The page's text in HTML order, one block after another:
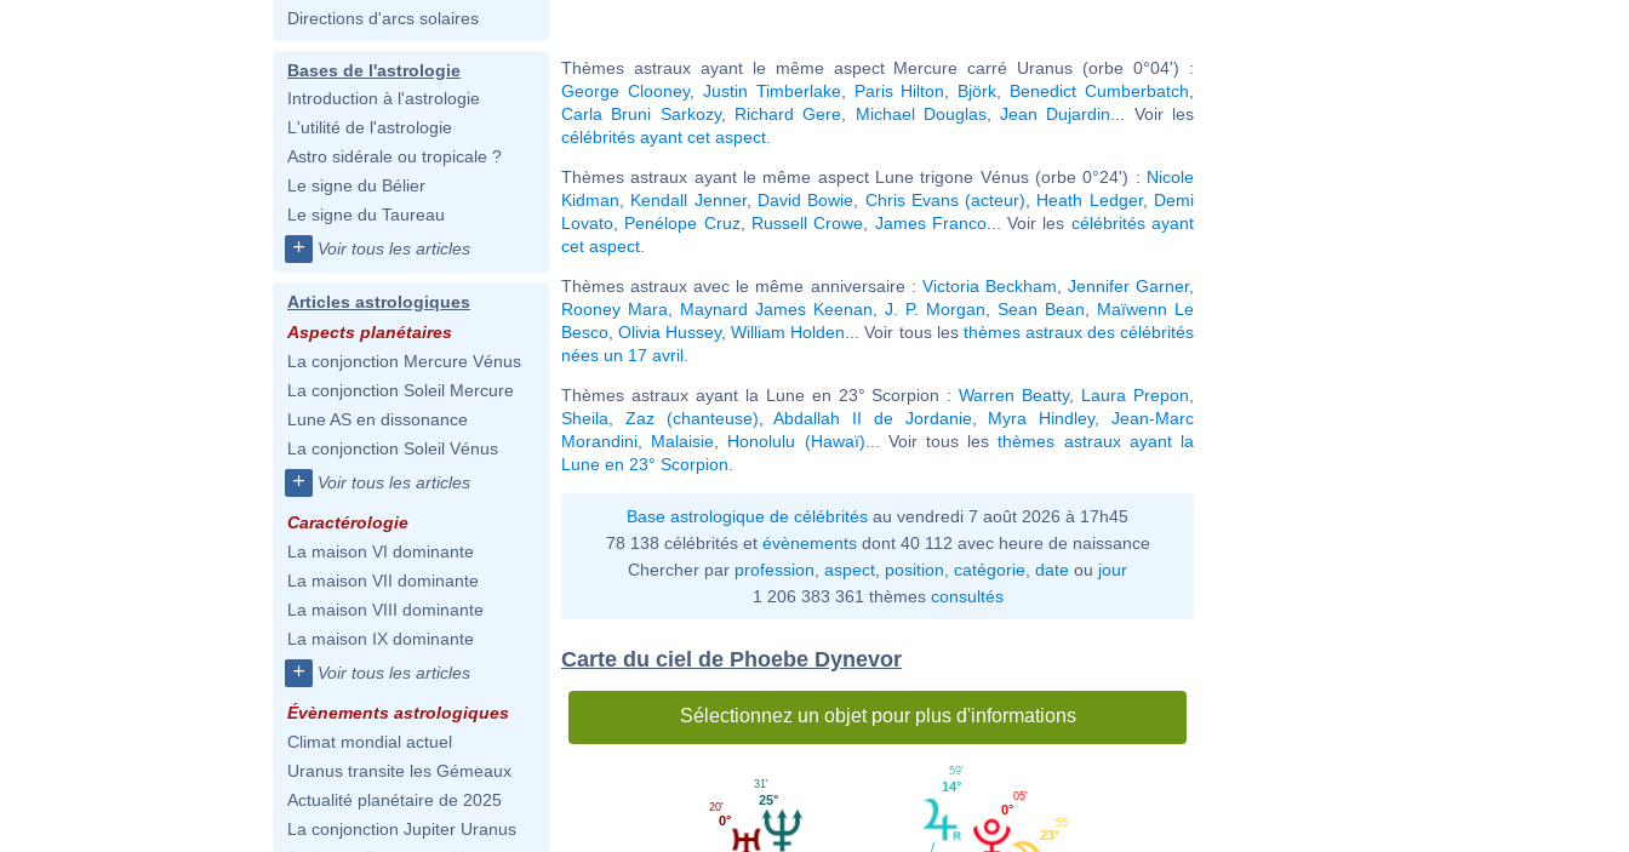
Directions d'arcs solaires
Bases de l'astrologie
Introduction à l'astrologie
L'utilité de l'astrologie
Astro sidérale ou tropicale ?
Le signe du Bélier
Le signe du Taureau
+ Voir tous les articles
Articles astrologiques
Aspects planétaires
La conjonction Mercure Vénus
La conjonction Soleil Mercure
Lune AS en dissonance
La conjonction Soleil Vénus
+ Voir tous les articles
Caractérologie
La maison VI dominante
La maison VII dominante
La maison VIII dominante
La maison IX dominante
+ Voir tous les articles
Évènements astrologiques
Climat mondial actuel
Uranus transite les Gémeaux
Actualité planétaire de 2025
La conjonction Jupiter Uranus
Thèmes astraux ayant le même aspect Mercure carré Uranus (orbe 0°04') :
George Clooney, Justin Timberlake, Paris Hilton Björk Benedict Cumberbatch
Carla Bruni Sarkozy, Richard Gere Michael Douglas,Jean Dujardin ... Voir les
célébrités ayant cet aspect
Thèmes astraux ayant le même aspect Lune trigone Vénus (orbe 0°24') : Nicole
Kidman
Kendall Jenner, David Bowie Chris Evans (acteur) Heath Ledger, Demi
Lovato
Penélope Cruz, Russell Crowe James Franco... Voir les célébrités ayant
cet aspect
Thèmes astraux avec le même anniversaire : Victoria Beckham Jennifer Garner,
Rooney Mara
Maynard James Keenan J. P. Morgan Sean Bean
Maïwenn Le
Besco ,Olivia Hussey,William Holden ... Voir tous les thèmes astraux des célébrités
nées un 17 avril
Thèmes astraux ayant la Lune en 23° Scorpion :Warren Beatty, Laura Prepon
Sheila
Zaz (chanteuse) ,Abdallah II de Jordanie, Myra Hindley,Jean-Marc
Morandini
Malaisie Honolulu (Hawaï) ... Voir tous lesthèmes astraux ayant la
Lune en 23° Scorpion
Base astrologique de célébrités au vendredi 7 août 2026 à 17h45
78 138 célébrités et évènementsdont 40 112 avec heure de naissance
Chercher par profession aspect position catégorie date ou jour
1 206 383 361 thèmes consultés
Carte du ciel de Phoebe Dynevor
Sélectionnez un objet pour plus d'informations
23°
55'
0°
05'
14°
59'
25°
31'
0°
20'